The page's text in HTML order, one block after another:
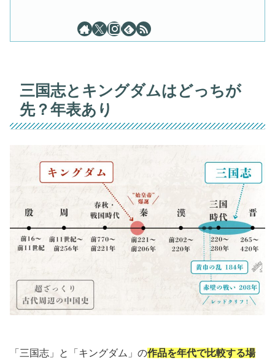
三国志とキングダムはどっちが
先？年表あり
「三国志」と「キングダム」の作品を年代で比較する場